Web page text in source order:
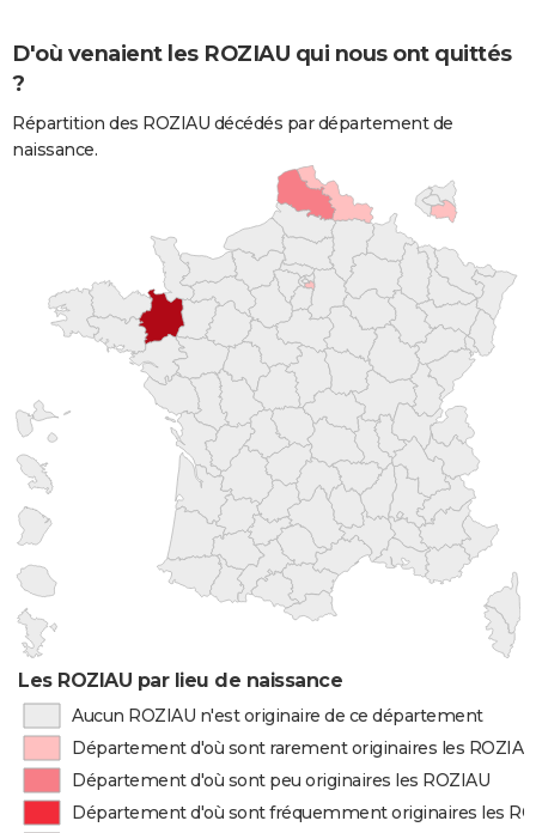
D'où venaient les ROZIAU qui nous ont quittés
?
Répartition des ROZIAU décédés par département de
naissance.
Les ROZIAU par lieu de naissance
Aucun ROZIAU n'est originaire de ce département
Département d'où sont rarement originaires les ROZIAU
Département d'où sont peu originaires les ROZIAU
Département d'où sont fréquemment originaires les